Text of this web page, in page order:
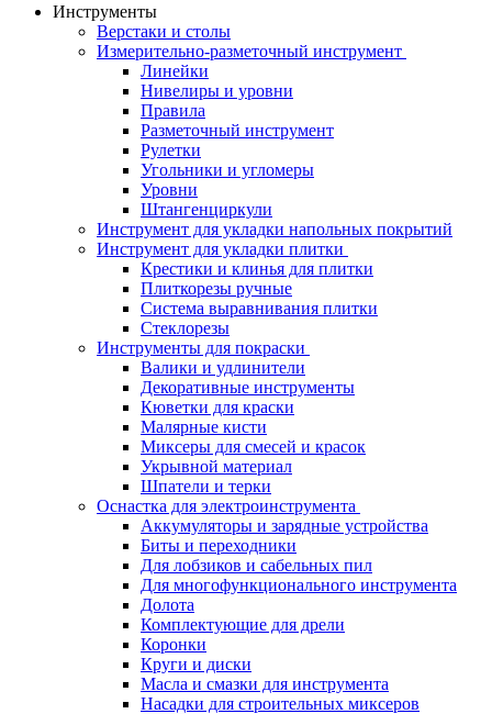
Инструменты
Верстаки и столы
Измерительно-разметочный инструмент
Линейки
Нивелиры и уровни
Правила
Разметочный инструмент
Рулетки
Угольники и угломеры
Уровни
Штангенциркули
Инструмент для укладки напольных покрытий
Инструмент для укладки плитки
Крестики и клинья для плитки
Плиткорезы ручные
Система выравнивания плитки
Стеклорезы
Инструменты для покраски
Валики и удлинители
Декоративные инструменты
Кюветки для краски
Малярные кисти
Миксеры для смесей и красок
Укрывной материал
Шпатели и терки
Оснастка для электроинструмента
Аккумуляторы и зарядные устройства
Биты и переходники
Для лобзиков и сабельных пил
Для многофункционального инструмента
Долота
Комплектующие для дрели
Коронки
Круги и диски
Масла и смазки для инструмента
Насадки для строительных миксеров